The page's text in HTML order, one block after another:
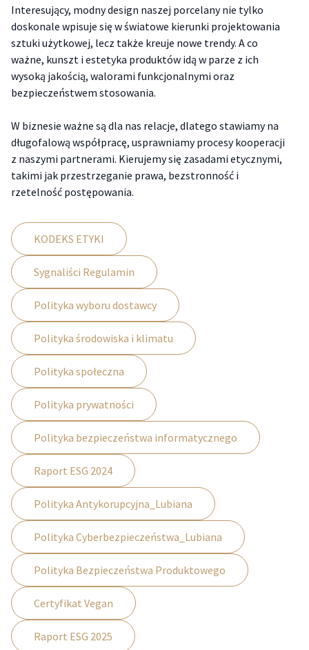
Interesujący, modny design naszej porcelany nie tylko
doskonale wpisuje się w światowe kierunki projektowania
sztuki użytkowej, lecz także kreuje nowe trendy. A co
ważne, kunszt i estetyka produktów idą w parze z ich
wysoką jakością, walorami funkcjonalnymi oraz
bezpieczeństwem stosowania.
W biznesie ważne są dla nas relacje, dlatego stawiamy na
długofalową współpracę, usprawniamy procesy kooperacji
z naszymi partnerami. Kierujemy się zasadami etycznymi,
takimi jak przestrzeganie prawa, bezstronność i
rzetelność postępowania.
KODEKS ETYKI
Sygnaliści Regulamin
Polityka wyboru dostawcy
Polityka środowiska i klimatu
Polityka społeczna
Polityka prywatności
Polityka bezpieczeństwa informatycznego
Raport ESG 2024
Polityka Antykorupcyjna_Lubiana
Polityka Cyberbezpieczeństwa_Lubiana
Polityka Bezpieczeństwa Produktowego
Certyfikat Vegan
Raport ESG 2025